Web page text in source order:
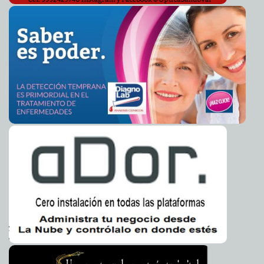
2025-07-02 22:54:48 Gobierno de Yucatán y CFE inician mesas de trabajo en
2025-07-02 18:35:28 COMIENZA TEMPORADA DE CAPTURA DE LANGOSTA
EN YUCATÁN A7
2025-07-02 18:33:49 Comienza temporada de captura de langosta en
Yucatán A7
Mérida se pinta de diversión con los Cursos de Verano
Mérida 2025 Carmen Alicia Briceño Sánchez
2025-07-01 14:59:03 Lanzan tercera edición del Concurso Estatal de Arte
Popular Yucateco Juan Basto Cifuentes
2025-05-22 11:47:00 Aclaran confusión sobre nombre de aspirante al
Tribunal de Disciplina Judicial en Yucatán
2025-05-14 12:42:22 Daniel Sulub Suaste propone acercar la justicia al
interior del estado
2025-05-14 12:34:53 Aclara Semarnat situación de terrenos ganados al mar
en Sisal, Yucatán
Entusiasta respuesta cívica al ejercicio “Diseña tu
ciudad” Claudia Sofía Gómez Infante
2025-05-11 17:10:41 Entrega IMSS Yucatán sillas-cama de acompañamiento
para áreas de hospitalización pediátrica en HGR No.1 y 12
2025-05-03 12:44:40 Mastografías gratuitas en Mérida durante mayo
Alicia Briceño Sánchez